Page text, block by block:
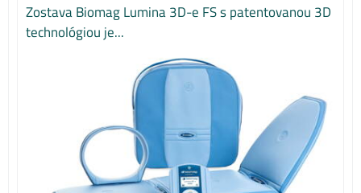
Zostava Biomag Lumina 3D-e FS s patentovanou 3D
technológiou je...